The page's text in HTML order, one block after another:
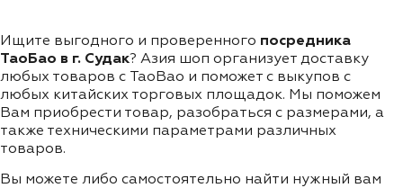
Ищите выгодного и проверенного посредника
ТаоБао в г. Судак? Азия шоп организует доставку
любых товаров с TaoBao и поможет с выкупов с
любых китайских торговых площадок. Мы поможем
Вам приобрести товар, разобраться с размерами, а
также техническими параметрами различных
товаров.
Вы можете либо самостоятельно найти нужный вам